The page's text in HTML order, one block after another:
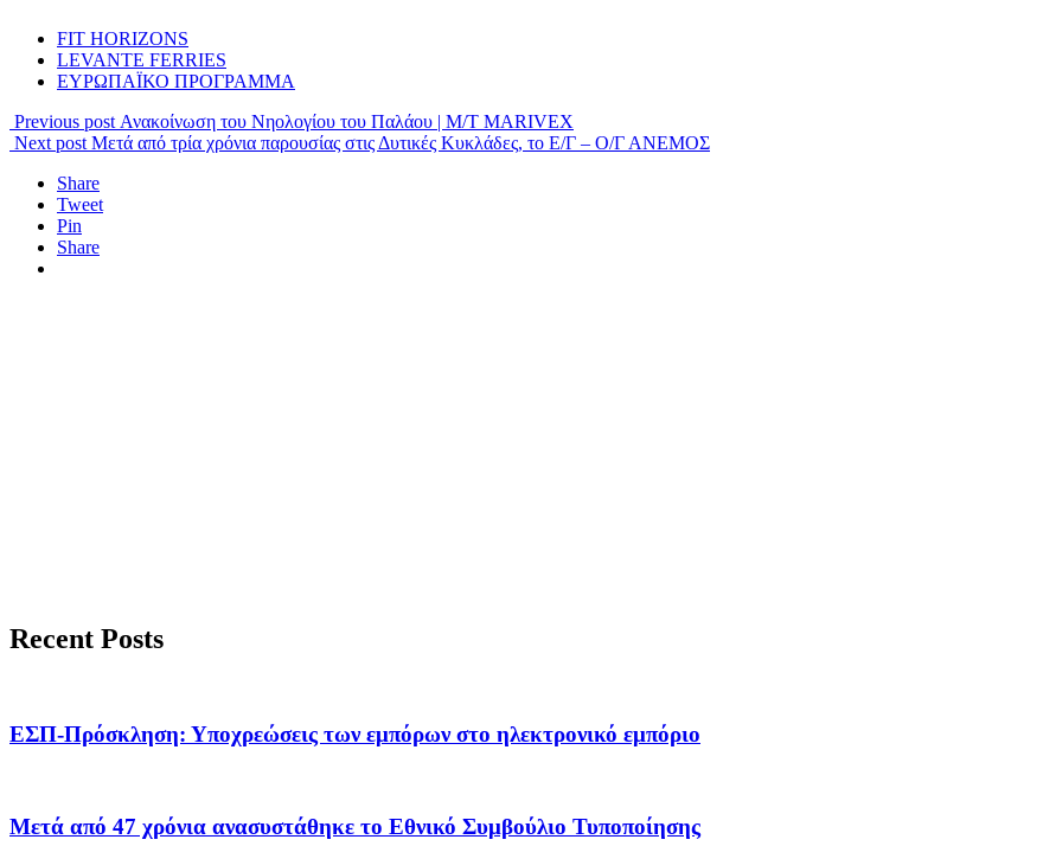
FIT HORIZONS
LEVANTE FERRIES
ΕΥΡΩΠΑΪΚΟ ΠΡΟΓΡΑΜΜΑ
Previous post Ανακοίνωση του Νηολογίου του Παλάου | M/T MARIVEX
Next post Μετά από τρία χρόνια παρουσίας στις Δυτικές Κυκλάδες, το Ε/Γ – Ο/Γ ΑΝΕΜΟΣ
Share
Tweet
Pin
Share
Recent Posts
ΕΣΠ-Πρόσκληση: Υποχρεώσεις των εμπόρων στο ηλεκτρονικό εμπόριο
Μετά από 47 χρόνια ανασυστάθηκε το Εθνικό Συμβούλιο Τυποποίησης